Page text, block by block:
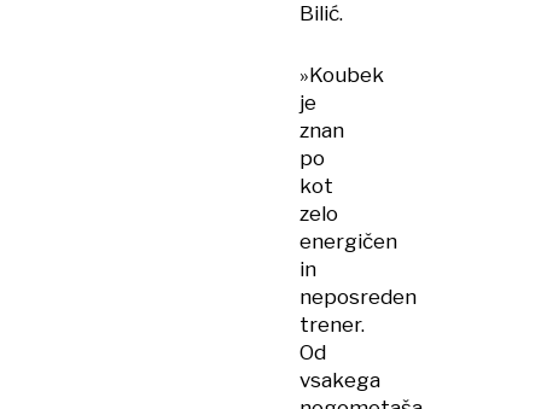
Bilić.
»Koubek
je
znan
po
kot
zelo
energičen
in
neposreden
trener.
Od
vsakega